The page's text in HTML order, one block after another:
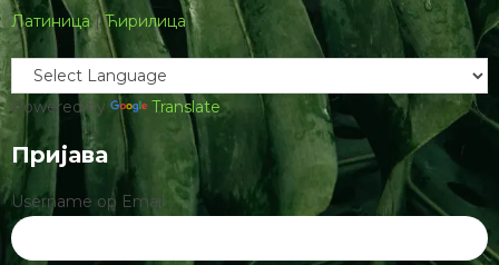
Латиница|Ћирилица
Powered by Translate
Пријава
Username ор Email